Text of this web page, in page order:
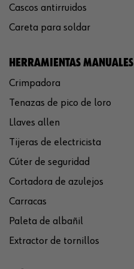
Cascos antirruidos
Careta para soldar
HERRAMIENTAS MANUALES
Crimpadora
Tenazas de pico de loro
Llaves allen
Tijeras de electricista
Cúter de seguridad
Cortadora de azulejos
Carracas
Paleta de albañil
Extractor de tornillos